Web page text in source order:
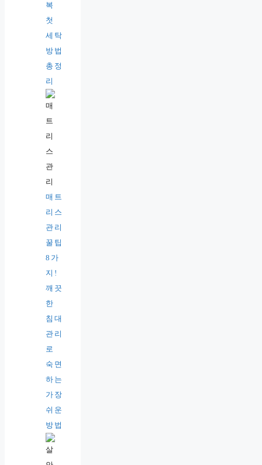
복
첫
세탁
방법
총정
리
매트
리스
관리
꿀팁
8가
지!
깨끗
한
침대
관리
로
숙면
하는
가장
쉬운
방법